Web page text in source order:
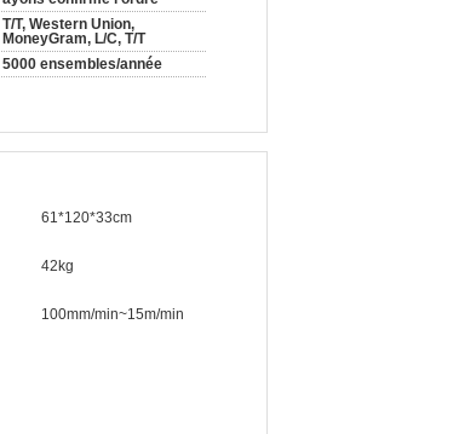
T/T, Western Union,
MoneyGram, L/C, T/T
5000 ensembles/année
61*120*33cm
42kg
100mm/min~15m/min